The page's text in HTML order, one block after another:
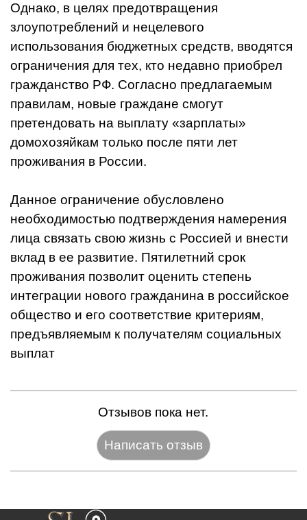
Однако, в целях предотвращения
злоупотреблений и нецелевого
использования бюджетных средств, вводятся
ограничения для тех, кто недавно приобрел
гражданство РФ. Согласно предлагаемым
правилам, новые граждане смогут
претендовать на выплату «зарплаты»
домохозяйкам только после пяти лет
проживания в России.
Данное ограничение обусловлено
необходимостью подтверждения намерения
лица связать свою жизнь с Россией и внести
вклад в ее развитие. Пятилетний срок
проживания позволит оценить степень
интеграции нового гражданина в российское
общество и его соответствие критериям,
предъявляемым к получателям социальных
выплат
Отзывов пока нет.